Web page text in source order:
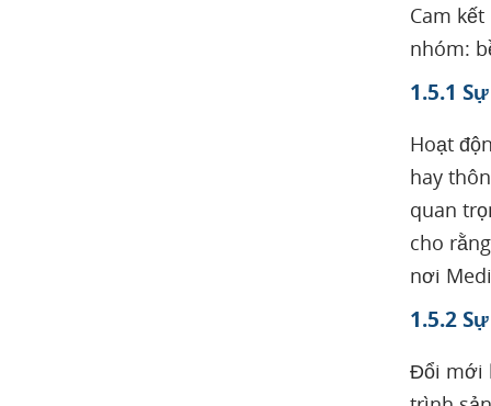
Cam
nhóm:
1.5.1
Hoạt
hay
quan
cho
nơi
1.5.2
Đổi mới